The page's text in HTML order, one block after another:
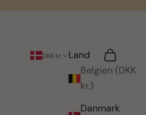
DKK kr.
Land
Belgien (DKK
kr.)
Danmark
Søg